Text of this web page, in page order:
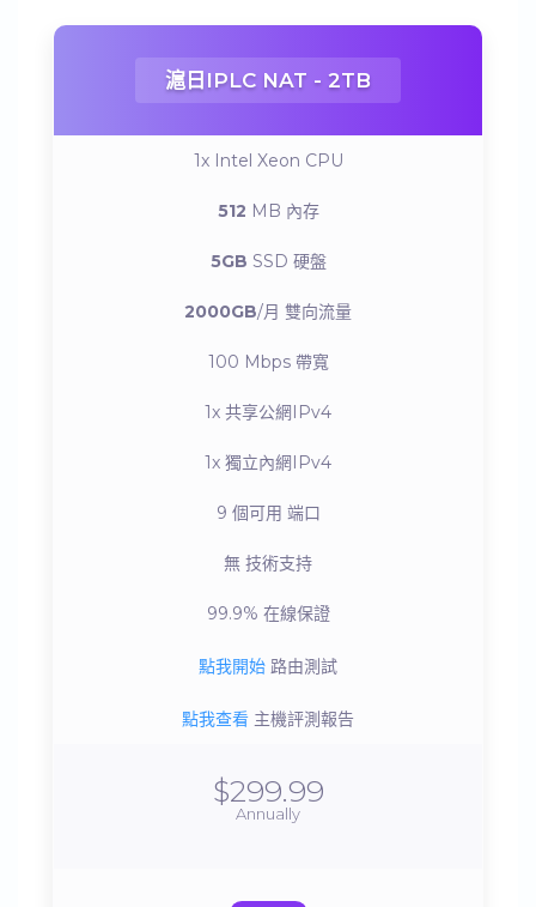
滬日IPLC NAT - 2TB
1x Intel Xeon CPU
512 MB 內存
5GB SSD 硬盤
2000GB/月 雙向流量
100 Mbps帶寬
1x 共享公網IPv4
1x 獨立內網IPv4
9 個可用 端口
無 技術支持
99.9% 在線保證
點我開始 路由測試
點我查看 主機評測報告
$299.99
Annually